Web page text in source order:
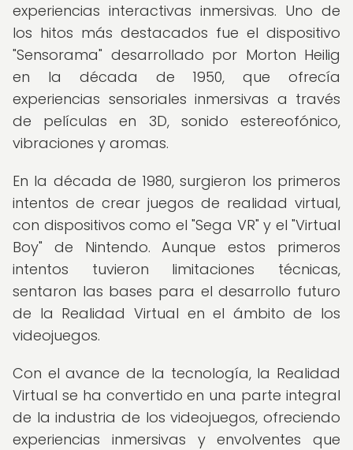
experiencias interactivas inmersivas. Uno de
los hitos más destacados fue el dispositivo
"Sensorama" desarrollado por Morton Heilig
en la década de 1950, que ofrecía
experiencias sensoriales inmersivas a través
de películas en 3D, sonido estereofónico,
vibraciones y aromas.
En la década de 1980, surgieron los primeros
intentos de crear juegos de realidad virtual,
con dispositivos como el "Sega VR" y el "Virtual
Boy" de Nintendo. Aunque estos primeros
intentos tuvieron limitaciones técnicas,
sentaron las bases para el desarrollo futuro
de la Realidad Virtual en el ámbito de los
videojuegos.
Con el avance de la tecnología, la Realidad
Virtual se ha convertido en una parte integral
de la industria de los videojuegos, ofreciendo
experiencias inmersivas y envolventes que